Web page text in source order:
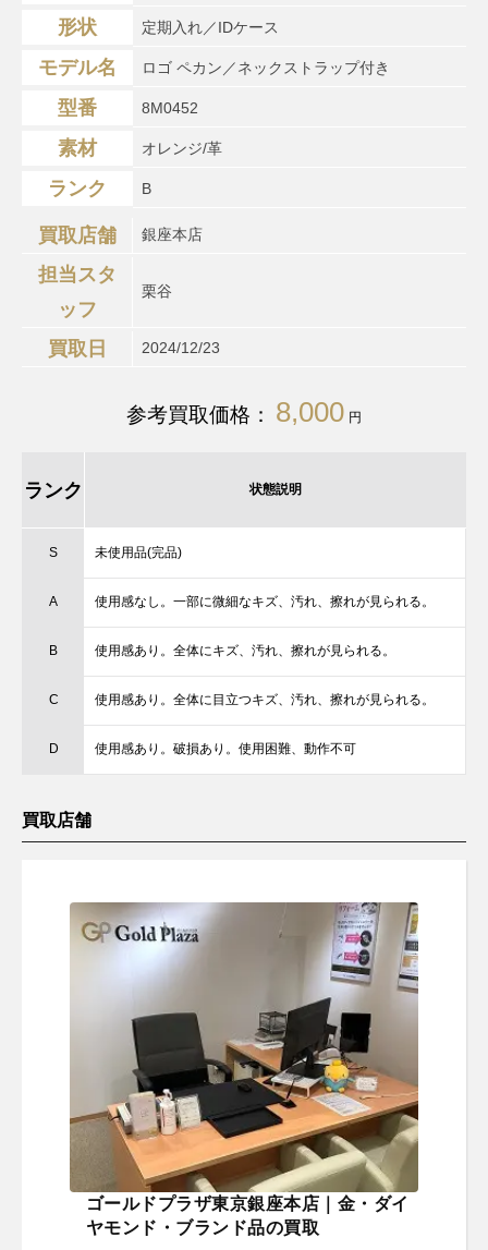
形状 定期入れ／IDケース
モデル名 ロゴ ペカン／ネックストラップ付き
型番 8M0452
素材 オレンジ/革
ランク B
買取店舗 銀座本店
担当スタ
ッフ
栗谷
買取日 2024/12/23
参考買取価格： 8,000 円
ランク 状態説明
S 未使用品(完品)
A 使用感なし。一部に微細なキズ、汚れ、擦れが見られる。
B 使用感あり。全体にキズ、汚れ、擦れが見られる。
C 使用感あり。全体に目立つキズ、汚れ、擦れが見られる。
D 使用感あり。破損あり。使用困難、動作不可
買取店舗
ゴールドプラザ東京銀座本店｜金・ダイ
ヤモンド・ブランド品の買取